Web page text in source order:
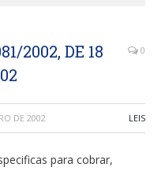
2002, DE 18
0
DE 2002 LEIS
para cobrar,